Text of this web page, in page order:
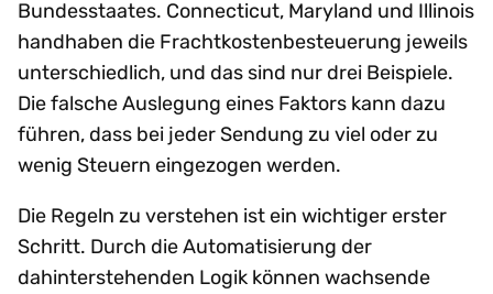
Bundesstaates. Connecticut, Maryland und Illinois
handhaben die Frachtkostenbesteuerung jeweils
unterschiedlich, und das sind nur drei Beispiele.
Die falsche Auslegung eines Faktors kann dazu
führen, dass bei jeder Sendung zu viel oder zu
wenig Steuern eingezogen werden.
Die Regeln zu verstehen ist ein wichtiger erster
Schritt. Durch die Automatisierung der
dahinterstehenden Logik können wachsende